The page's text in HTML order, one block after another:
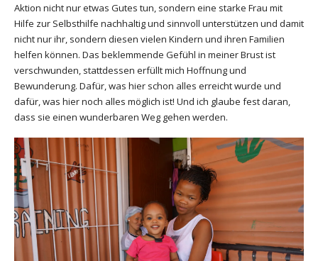
Aktion nicht nur etwas Gutes tun, sondern eine starke Frau mit
Hilfe zur Selbsthilfe nachhaltig und sinnvoll unterstützen und damit
nicht nur ihr, sondern diesen vielen Kindern und ihren Familien
helfen können. Das beklemmende Gefühl in meiner Brust ist
verschwunden, stattdessen erfüllt mich Hoffnung und
Bewunderung. Dafür, was hier schon alles erreicht wurde und
dafür, was hier noch alles möglich ist! Und ich glaube fest daran,
dass sie einen wunderbaren Weg gehen werden.